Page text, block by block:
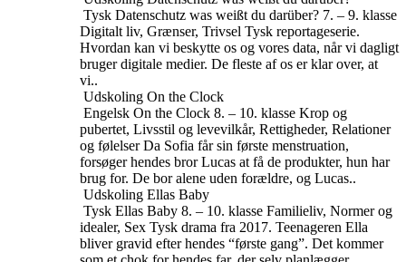
Tysk Datenschutz was weißt du darüber? 7. – 9. klasse
Digitalt liv, Grænser, Trivsel Tysk reportageserie.
Hvordan kan vi beskytte os og vores data, når vi dagligt
bruger digitale medier. De fleste af os er klar over, at
vi..
Udskoling On the Clock
Engelsk On the Clock 8. – 10. klasse Krop og
pubertet, Livsstil og levevilkår, Rettigheder, Relationer
og følelser Da Sofia får sin første menstruation,
forsøger hendes bror Lucas at få de produkter, hun har
brug for. De bor alene uden forældre, og Lucas..
Udskoling Ellas Baby
Tysk Ellas Baby 8. – 10. klasse Familieliv, Normer og
idealer, Sex Tysk drama fra 2017. Teenageren Ella
bliver gravid efter hendes “første gang”. Det kommer